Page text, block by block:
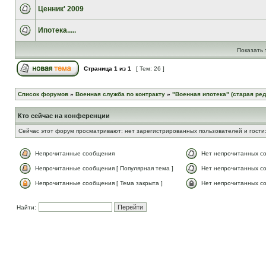
Ценник' 2009
Ипотека.....
Показать
Страница 1 из 1 [ Тем: 26 ]
Список форумов » Военная служба по контракту » "Военная ипотека" (старая
Кто сейчас на конференции
Сейчас этот форум просматривают: нет зарегистрированных пользователей и
Непрочитанные сообщения Нет непрочитанных
Непрочитанные сообщения [ Популярная тема ] Нет непрочитанных
Непрочитанные сообщения [ Тема закрыта ] Нет непрочитанных
Найти: